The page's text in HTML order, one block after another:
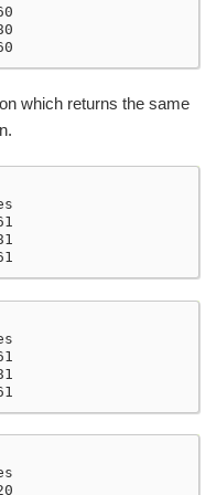
which returns the same